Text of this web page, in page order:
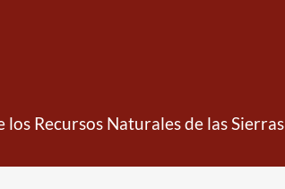
Recursos Naturales de las Sierras